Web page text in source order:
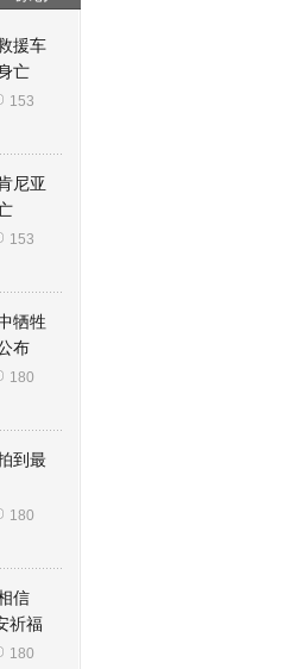
援车
亡
153
尼亚
153
牺牲
布
180
到最
180
信
祈福
180